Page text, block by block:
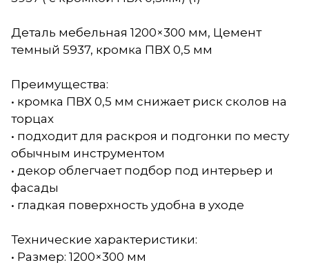
Деталь мебельная 1200×300 мм, Цемент
темный 5937, кромка ПВХ 0,5 мм
Преимущества:
• кромка ПВХ 0,5 мм снижает риск сколов на
торцах
• подходит для раскроя и подгонки по месту
обычным инструментом
• декор облегчает подбор под интерьер и
фасады
• гладкая поверхность удобна в уходе
Технические характеристики:
• Размер: 1200×300 мм